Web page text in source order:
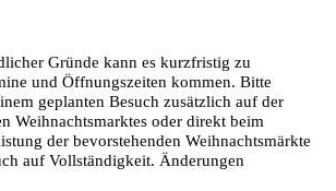
Gründe kann es kurzfristig zu
und Öffnungszeiten kommen. Bitte
geplanten Besuch zusätzlich auf der
Weihnachtsmarktes oder direkt beim
der bevorstehenden Weihnachtsmärkte
auf Vollständigkeit. Änderungen